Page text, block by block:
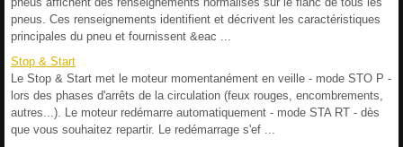
pneus. Ces renseignements identifient et décrivent les caractéristiques
principales du pneu et fournissent &eac ...
Stop & Start
Le Stop & Start met le moteur momentanément en veille - mode STO P -
lors des phases d'arrêts de la circulation (feux rouges, encombrements,
autres...). Le moteur redémarre automatiquement - mode STA RT - dès
que vous souhaitez repartir. Le redémarrage s'ef ...